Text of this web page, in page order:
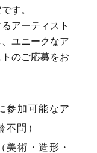
す。
アーティスト
ユニークなア
のご応募をお
参加可能なア
問）
美術・造形・